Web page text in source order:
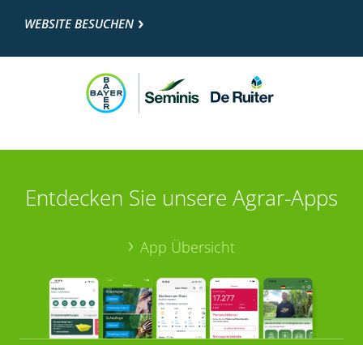
WEBSITE BESUCHEN
Entdecken Sie unsere Agrar-Apps
App Übersicht